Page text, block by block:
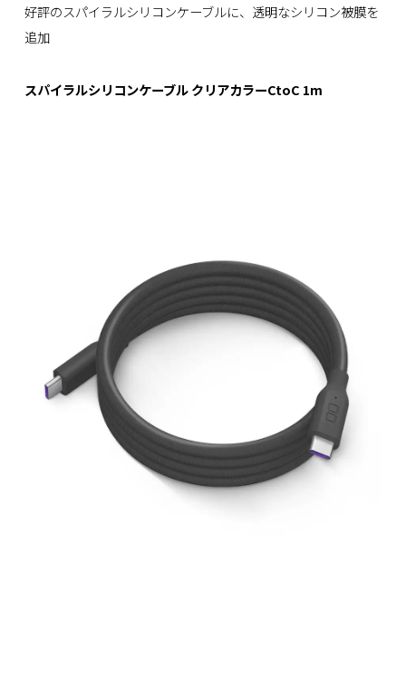
好評のスパイラルシリコンケーブルに、透明なシリコン被膜を
追加
スパイラルシリコンケーブル クリアカラーCtoC 1m